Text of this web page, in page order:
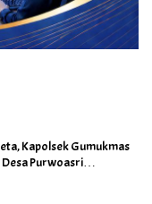
Kapolsek Gumukmas
Desa Purwoasri